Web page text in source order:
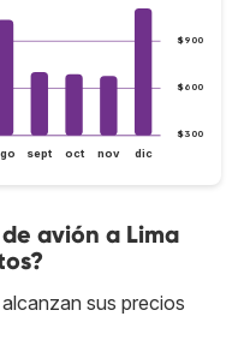
$300
$600
$900
sept oct nov dic
avión a Lima
sus precios